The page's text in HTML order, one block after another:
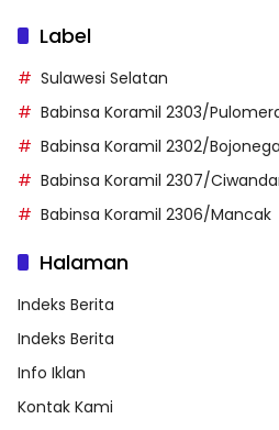
Label
Sulawesi Selatan
Babinsa Koramil 2303/
Babinsa Koramil 2302/
Babinsa Koramil 2307/
Babinsa Koramil 2306/Mancak
Halaman
Indeks Berita
Indeks Berita
Info Iklan
Kontak Kami